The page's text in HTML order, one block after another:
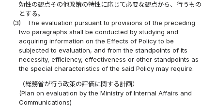
効性の観点その他政策の特性に応じて必要な観点から、行うもの
とする。
(3)
The evaluation pursuant to provisions of the preceding
two paragraphs shall be conducted by studying and
acquiring information on the Effects of Policy to be
subjected to evaluation, and from the standpoints of its
necessity, efficiency, effectiveness or other standpoints as
the special characteristics of the said Policy may require.
（総務省が行う政策の評価に関する計画）
(Plan on evaluation by the Ministry of Internal Affairs and
Communications)